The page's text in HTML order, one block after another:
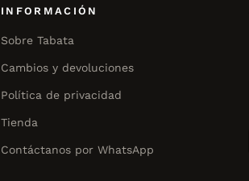
INFORMACIÓN
Sobre Tabata
Cambios y devoluciones
Política de privacidad
Tienda
Contáctanos por WhatsApp